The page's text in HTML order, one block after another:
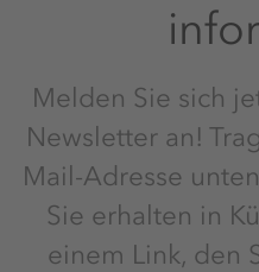
Melden Sie sich
Newsletter an!
Mail-Adresse
Sie erhalten in
einem Link, den